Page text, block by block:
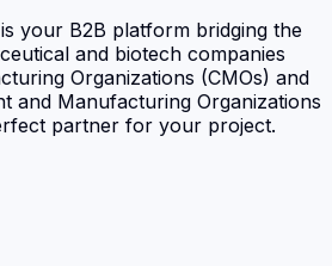
your B2B platform bridging the
and biotech companies
Organizations (CMOs) and
and Manufacturing Organizations
partner for your project.